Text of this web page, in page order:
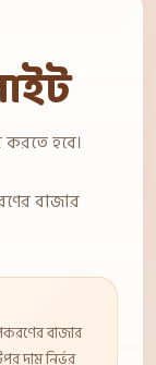
করতে হবে।
বাজার
বাজার
দাম নির্ভর